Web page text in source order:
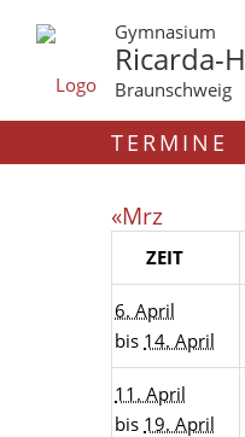
Gymnasium
Ricarda-
Braunschweig
TERMINE
«Mrz
ZEIT
6. April
bis 14. April
11. April
bis 19. April